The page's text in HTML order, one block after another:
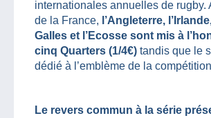
internationales annuelles de rugby.
de la France, l’Angleterre,
Galles et l’Ecosse sont mis à
cinq Quarters (1/4€) tandis que le
dédié à l’emblème de la
Le revers commun à la série